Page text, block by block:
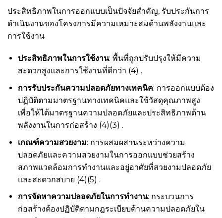
ประสิทธิภาพในการออกแบบเป็นปัจจัยสำคัญ, รับประกันการ
ดำเนินงานของโครงการมีความเหมาะสมด้านพลังงานและ
การใช้งาน
ประสิทธิภาพในการใช้งาน: พื้นที่ถูกปรับปรุงให้มีความ
สะดวกสูงและการใช้งานที่ดีกว่า (4) .
การรับประกันความปลอดภัยทางเทคนิค: การออกแบบต้อง
ปฏิบัติตามมาตรฐานทางเทคนิคและใช้วัสดุคุณภาพสูง
เพื่อให้ได้มาตรฐานความปลอดภัยและประสิทธิภาพด้าน
พลังงานในการก่อสร้าง (4)(3) .
เกณฑ์ความสวยงาม: การผสมผสานระหว่างความ
ปลอดภัยและความสวยงามในการออกแบบช่วยสร้าง
สภาพแวดล้อมการทำงานและอยู่อาศัยที่สวยงามปลอดภัย
และสะดวกสบาย (4)(5) .
การจัดหาความปลอดภัยในการทำงาน: กระบวนการ
ก่อสร้างต้องปฏิบัติตามกฎระเบียบด้านความปลอดภัยใน